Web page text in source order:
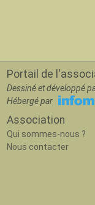
Portail de
Dessiné et développé
Hébergé par
Association
Qui sommes-nous ?
Nous contacter